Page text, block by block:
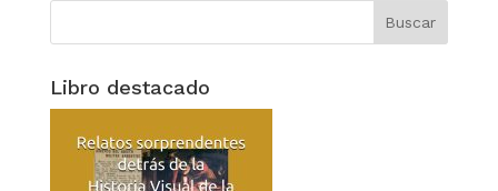
Libro destacado